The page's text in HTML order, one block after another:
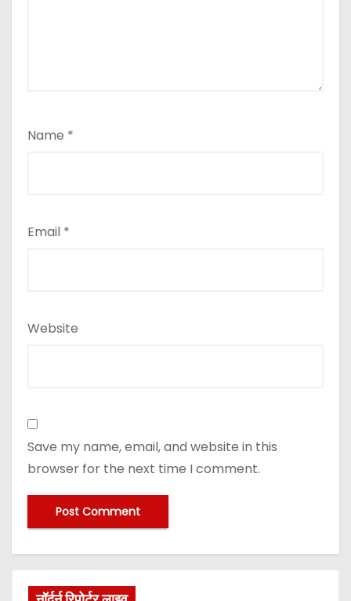
Name *
Email *
Website
Save my name, email, and website in this
browser for the next time I comment.